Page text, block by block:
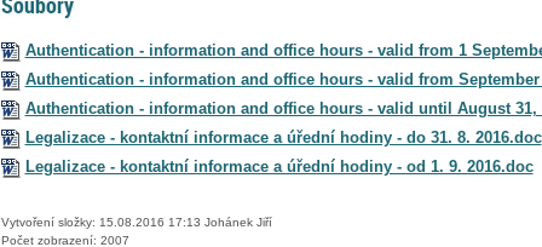
Authentication - information and office hours - valid from 1
Authentication - information and office hours - valid from September
Authentication - information and office hours - valid until August 31,
Legalizace - kontaktní informace a úřední hodiny - do 31. 8. 2016.doc
Legalizace - kontaktní informace a úřední hodiny - od 1. 9. 2016.doc
Vytvoření složky: 15.08.2016 17:13 Johánek Jiří
Počet zobrazení: 2007